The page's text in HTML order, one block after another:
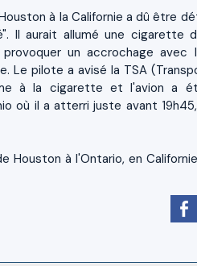
à la Californie a dû être
Il aurait allumé une cigarette
un accrochage
Le pilote a avisé la TSA
à la cigarette et l'avion a
où il a atterri juste avant
Houston à l'Ontario, en